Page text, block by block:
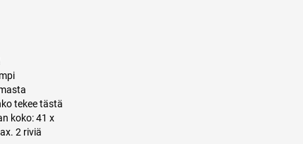
tekee tästä
koko: 41 x
2 riviä